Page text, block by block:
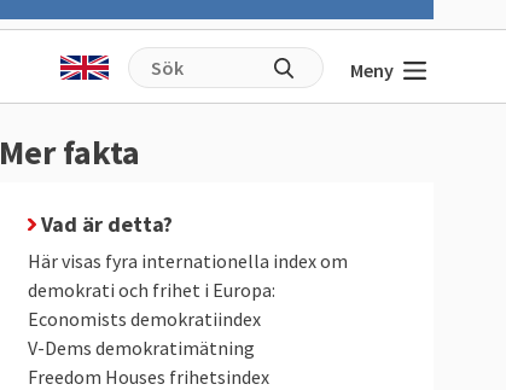
Meny
Mer fakta
Vad är detta?
Här visas fyra internationella index om
demokrati och frihet i Europa:
Economists demokratiindex
V-Dems demokratimätning
Freedom Houses frihetsindex